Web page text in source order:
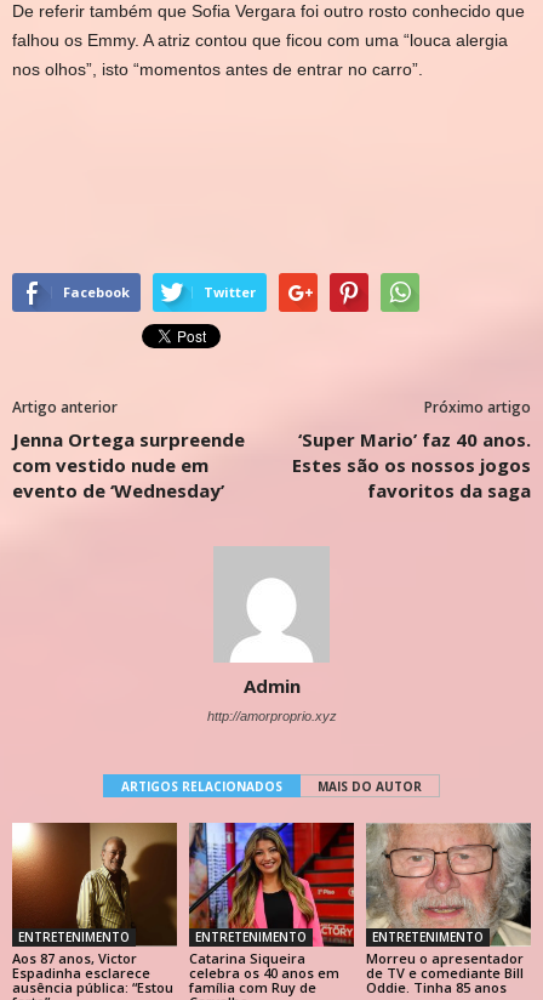
De referir também que Sofia Vergara foi outro rosto conhecido que
falhou os Emmy. A atriz contou que ficou com uma “louca alergia
nos olhos”, isto “momentos antes de entrar no carro”.
Facebook Twitter
Artigo anterior
Jenna Ortega surpreende
com vestido nude em
evento de ‘Wednesday’
Próximo artigo
‘Super Mario’ faz 40 anos.
Estes são os nossos jogos
favoritos da saga
Admin
http://amorproprio.xyz
ARTIGOS RELACIONADOS MAIS DO AUTOR
ENTRETENIMENTO
Aos 87 anos, Victor
Espadinha esclarece
ausência pública: “Estou
ENTRETENIMENTO
Catarina Siqueira
celebra os 40 anos em
família com Ruy de
ENTRETENIMENTO
Morreu o apresentador
de TV e comediante Bill
Oddie. Tinha 85 anos